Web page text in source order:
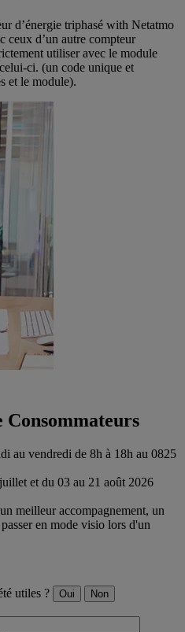
d’énergie triphasé with Netatmo
ceux d’un autre compteur
utiliser avec le module
ci. (un code unique et
et le module).
Consommateurs
au vendredi de 8h à 18h au 0825
et du 03 au 21 août 2026
meilleur accompagnement, un
en mode visio lors d'un
utiles ? Oui Non